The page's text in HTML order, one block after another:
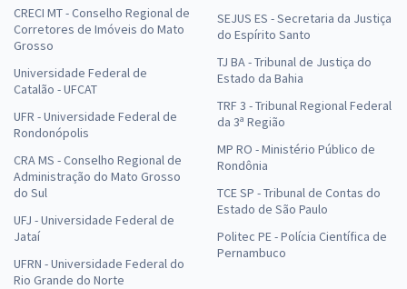
CRECI MT - Conselho Regional de
Corretores de Imóveis do Mato
Grosso
Universidade Federal de
Catalão - UFCAT
UFR - Universidade Federal de
Rondonópolis
CRA MS - Conselho Regional de
Administração do Mato Grosso
do Sul
UFJ - Universidade Federal de
Jataí
UFRN - Universidade Federal do
Rio Grande do Norte
SEJUS ES - Secretaria da Justiça
do Espírito Santo
TJ BA - Tribunal de Justiça do
Estado da Bahia
TRF 3 - Tribunal Regional Federal
da 3ª Região
MP RO - Ministério Público de
Rondônia
TCE SP - Tribunal de Contas do
Estado de São Paulo
Politec PE - Polícia Científica de
Pernambuco